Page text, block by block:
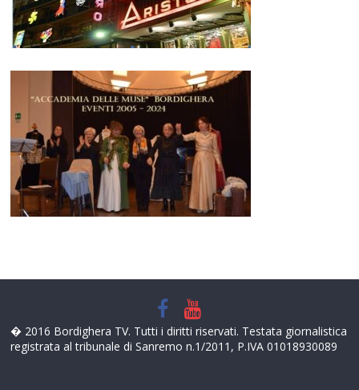
� 2016 Bordighera TV. Tutti i diritti riservati. Testata giornalistica
registrata al tribunale di Sanremo n.1/2011, P.IVA 01018930089